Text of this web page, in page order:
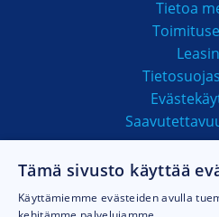
Tietoa
Tämä sivusto käyttää
Käyttämiemme evästeiden avulla